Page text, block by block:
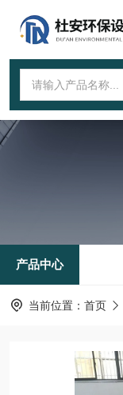
产品中心
当前位置： 首页